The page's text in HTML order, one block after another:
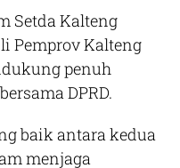
Setda Kalteng
Pemprov Kalteng
penuh
DPRD.
baik antara kedua
menjaga